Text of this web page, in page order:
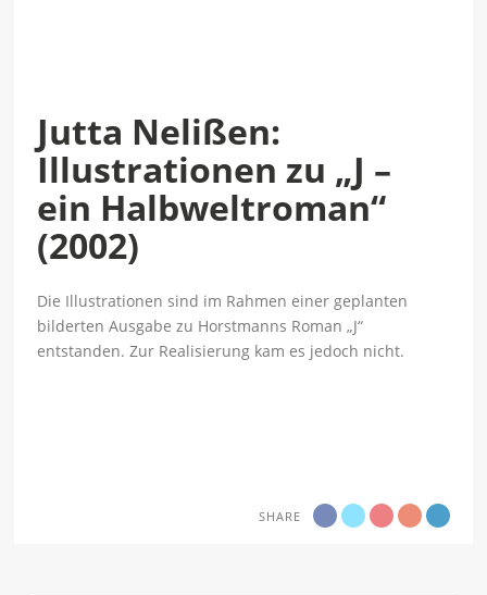
Jutta Nelißen:
Illustrationen zu „J –
ein Halbweltroman“
(2002)
Die Illustrationen sind im Rahmen einer geplanten
bilderten Ausgabe zu Horstmanns Roman „J“
entstanden. Zur Realisierung kam es jedoch nicht.
SHARE